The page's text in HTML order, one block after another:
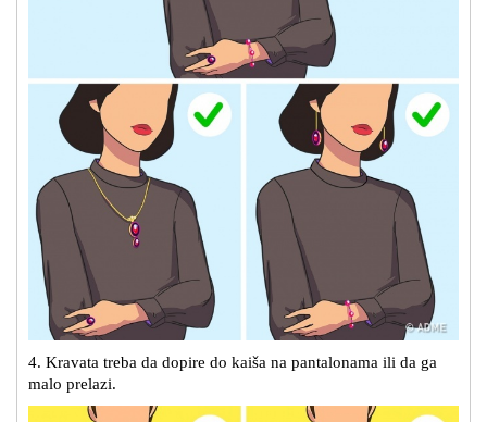
4. Kravata treba da dopire do kaiša na pantalonama ili da ga
malo prelazi.